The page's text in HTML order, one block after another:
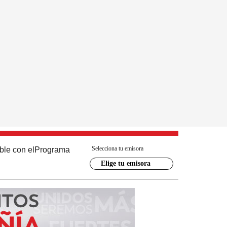
con el Programa Selecciona tu emisora
Elige tu emisora